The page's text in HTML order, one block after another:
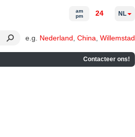
e.g. Nederland China Willemstad
Contacteer ons!
am
pm
24 NL